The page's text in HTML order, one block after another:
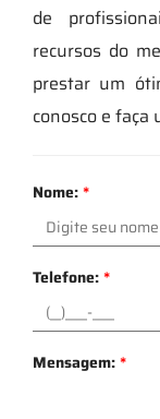
de
recursos do
prestar um
conosco e faça
Nome:*
Telefone:*
Mensagem:*